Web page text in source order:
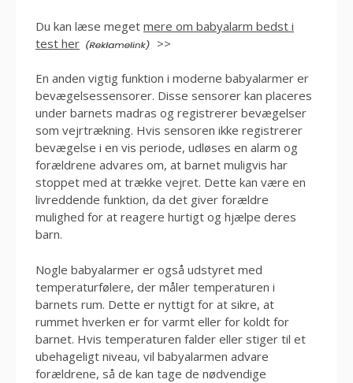
Du kan læse meget mere om babyalarm bedst i
test her
>>
En anden vigtig funktion i moderne babyalarmer er
bevægelsessensorer. Disse sensorer kan placeres
under barnets madras og registrerer bevægelser
som vejrtrækning. Hvis sensoren ikke registrerer
bevægelse i en vis periode, udløses en alarm og
forældrene advares om, at barnet muligvis har
stoppet med at trække vejret. Dette kan være en
livreddende funktion, da det giver forældre
mulighed for at reagere hurtigt og hjælpe deres
barn.
Nogle babyalarmer er også udstyret med
temperaturfølere, der måler temperaturen i
barnets rum. Dette er nyttigt for at sikre, at
rummet hverken er for varmt eller for koldt for
barnet. Hvis temperaturen falder eller stiger til et
ubehageligt niveau, vil babyalarmen advare
forældrene, så de kan tage de nødvendige